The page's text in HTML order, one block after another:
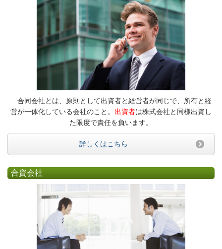
合同会社とは、原則として出資者と経営者が同じで、所有と経
営が一体化している会社のこと。 出資者は株式会社と同様出資し
た限度で責任を負います。
詳しくはこちら
合資会社